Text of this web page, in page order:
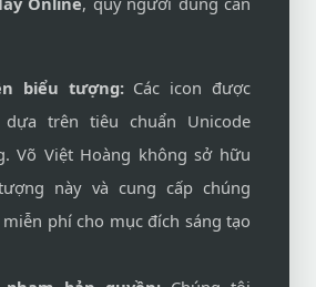
biểu tượng:Các icon được
dựa trên tiêu chuẩn Unicode
Võ Việt Hoàng không sở hữu
này và cung cấp chúng
phí cho mục đích sáng tạo